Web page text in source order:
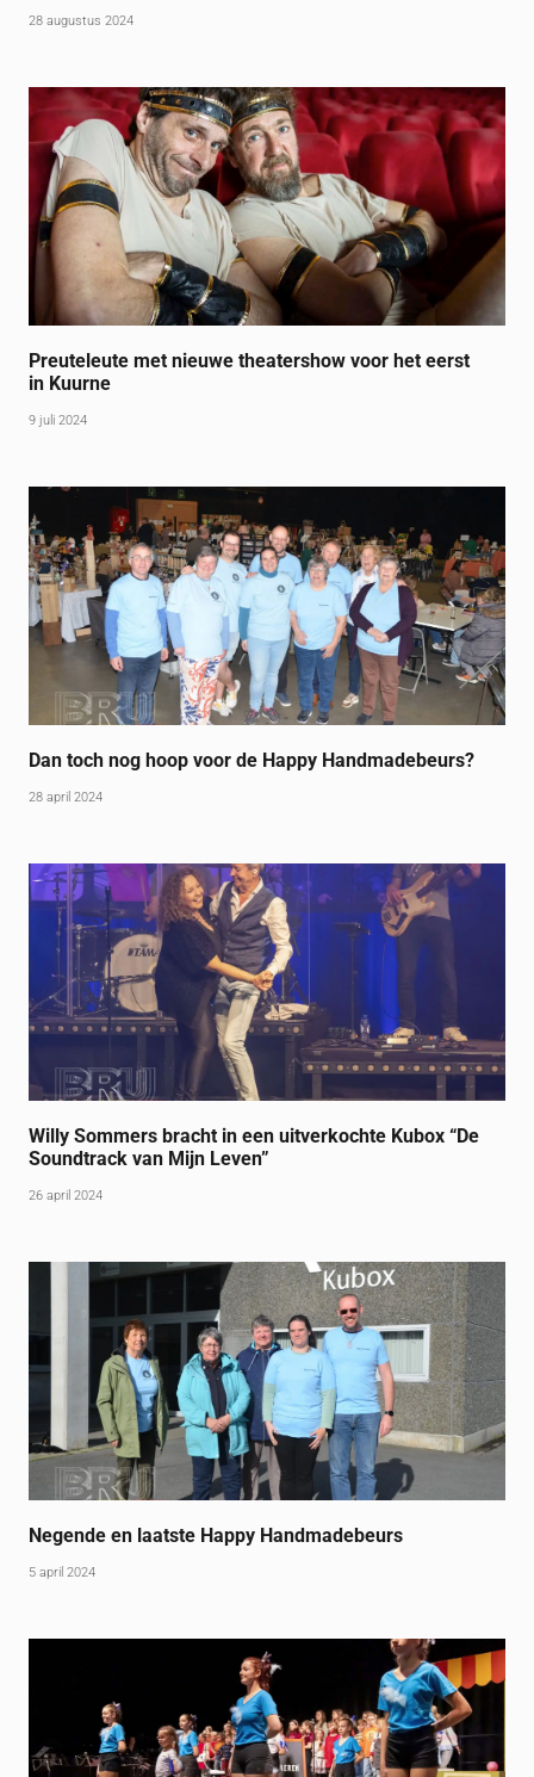
28 augustus 2024
Preuteleute met nieuwe theatershow voor het eerst
in Kuurne
9 juli 2024
Dan toch nog hoop voor de Happy Handmadebeurs?
28 april 2024
Willy Sommers bracht in een uitverkochte Kubox “De
Soundtrack van Mijn Leven”
26 april 2024
Negende en laatste Happy Handmadebeurs
5 april 2024